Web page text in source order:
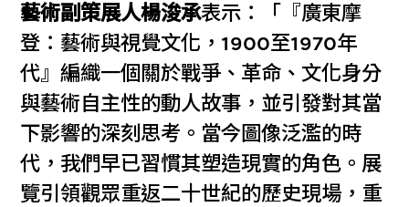
藝術副策展人楊浚承表示：「『廣東摩
登：藝術與視覺文化，1900至1970年
代』編織一個關於戰爭、革命、文化身分
與藝術自主性的動人故事，並引發對其當
下影響的深刻思考。當今圖像泛濫的時
代，我們早已習慣其塑造現實的角色。展
覽引領觀眾重返二十世紀的歷史現場，重